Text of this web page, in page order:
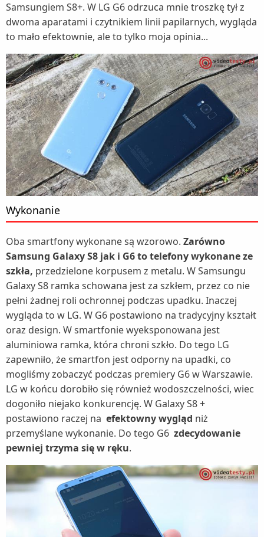
Samsungiem S8+. W LG G6 odrzuca mnie troszkę tył z
dwoma aparatami i czytnikiem linii papilarnych, wygląda
to mało efektownie, ale to tylko moja opinia...
Wykonanie
Oba smartfony wykonane są wzorowo. Zarówno
Samsung Galaxy S8 jak i G6 to telefony wykonane ze
szkła, przedzielone korpusem z metalu. W Samsungu
Galaxy S8 ramka schowana jest za szkłem, przez co nie
pełni żadnej roli ochronnej podczas upadku. Inaczej
wygląda to w LG. W G6 postawiono na tradycyjny kształt
oraz design. W smartfonie wyeksponowana jest
aluminiowa ramka, która chroni szkło. Do tego LG
zapewniło, że smartfon jest odporny na upadki, co
mogliśmy zobaczyć podczas premiery G6 w Warszawie.
LG w końcu dorobiło się również wodoszczelności, wiec
dogoniło niejako konkurencję. W Galaxy S8 +
postawiono raczej na efektowny wygląd niż
przemyślane wykonanie. Do tego G6 zdecydowanie
pewniej trzyma się w ręku.